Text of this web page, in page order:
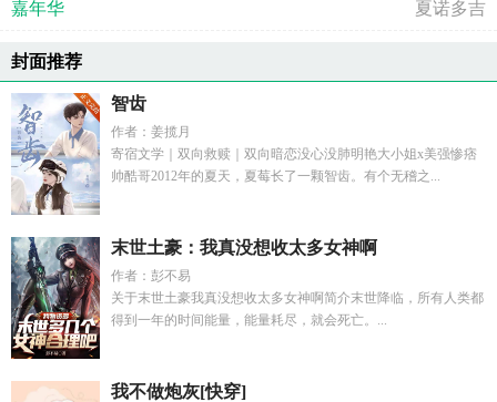
嘉年华 夏诺多吉
封面推荐
智齿
作者：姜揽月
寄宿文学｜双向救赎｜双向暗恋没心没肺明艳大小姐x美强惨痞
帅酷哥2012年的夏天，夏莓长了一颗智齿。有个无稽之...
末世土豪：我真没想收太多女神啊
作者：彭不易
关于末世土豪我真没想收太多女神啊简介末世降临，所有人类都
得到一年的时间能量，能量耗尽，就会死亡。...
我不做炮灰[快穿]